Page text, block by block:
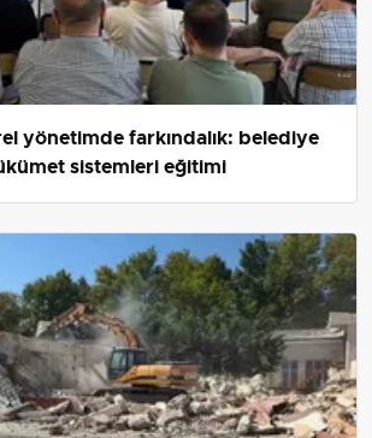
yönetimde farkındalık: belediye
sistemleri eğitimi